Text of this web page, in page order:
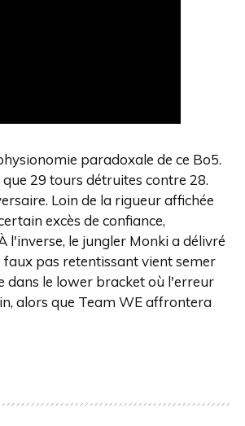
paradoxale de ce Bo5.
29 tours détruites contre 28.
Loin de la rigueur affichée
excès de confiance,
le jungler Monki a délivré
pas retentissant vient semer
dans le lower bracket où l'erreur
alors que Team WE affrontera